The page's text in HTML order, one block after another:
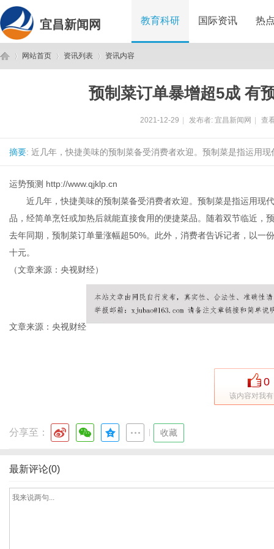
宜昌新闻网 教育科研 国际资讯 热
网站首页 资讯列表 资讯内容
预制菜订单暴增超5成 有
2021-12-29 发布者: 宜昌新闻网 查
摘要: 近几年，快捷美味的预制菜备受消费者欢迎。预制菜是指运用
运势预测 http://www.qjklp.cn
近几年，快捷美味的预制菜备受消费者欢迎。预制菜是指运用现
品，经简单烹饪或加热后就能直接食用的便捷菜品。随着双节临近，
去年同期，预制菜订单量涨幅超50%。此外，消费者告诉记者，以一
十元。
（文章来源：央视财经）
文章来源：央视财经
0
该内容对我
分享至： 收藏
最新评论(0)